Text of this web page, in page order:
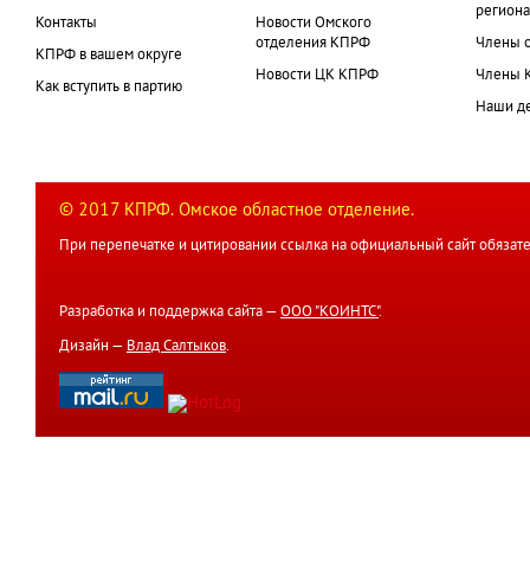
Контакты
КПРФ в вашем округе
Как вступить в партию
Новости Омского
отделения КПРФ
Новости ЦК КПРФ
Члены
Члены
Наши
© 2017 КПРФ. Омское областное отделение.
При перепечатке и цитировании ссылка на официальный сайт
Разработка и поддержка сайта — ООО "КОИНТС".
Дизайн — Влад Салтыков.